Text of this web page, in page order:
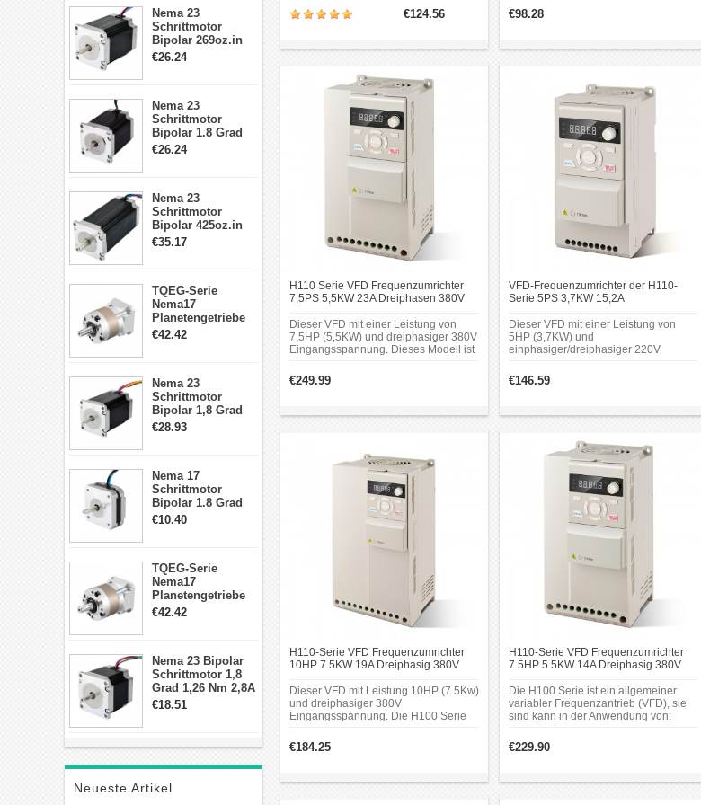
Nema 23
Schrittmotor
Bipolar 269oz.in
2,8A 57x57x76mm
€26.24
Nema 23
Schrittmotor
Bipolar 1.8 Grad
1.9Nm 3A 3.36V 4
€26.24
Nema 23
Schrittmotor
Bipolar 425oz.in
4.2A 57x57x114mm
€35.17
TQEG-Serie
Nema17
Planetengetriebe
5:1 Spiel 15Arc-
€42.42
Nema 23
Schrittmotor
Bipolar 1,8 Grad
2,83Nm 4 A 2,26V
€28.93
Nema 17
Schrittmotor
Bipolar 1.8 Grad
8.7Ncm 1A 3.5V 4
€10.40
TQEG-Serie
Nema17
Planetengetriebe
10:1 Spiel 15Arc-
€42.42
Nema 23 Bipolar
Schrittmotor 1,8
Grad 1,26 Nm 2,8A
2,5V 4 Drähte
€18.51
Neueste Artikel
Eingangsfrequenz: 50/60Hz(+/-5%);
Eingangsstrom: 16A; Leistung:
Ausgangsspannung:
Ausgangskapazität: 150% Nennstrom
60s, 180% Nennstrom 2s.
€124.56
50/60Hz(+/-5%); Eingangsstrom: 6.5A;
Leistung: 3HP(2.2KW);
Ausgangsspannung:
Ausgangskapazität: 150% Nennstrom
60s, 180% Nennstrom 2s.
€98.28
H110 Serie VFD Frequenzumrichter
7,5PS 5,5KW 23A Dreiphasen 380V
Dieser VFD mit einer Leistung von
7,5HP (5,5KW) und dreiphasiger 380V
Eingangsspannung. Dieses Modell ist
konzipiert.
€249.99
VFD-Frequenzumrichter der H110-
Serie 5PS 3,7KW 15,2A
Spindelmotor
Dieser VFD mit einer Leistung von
5HP (3,7KW) und
einphasiger/dreiphasiger 220V
wurde für die
Graviermaschinenindustrie entwickelt.
€146.59
H110-Serie VFD Frequenzumrichter
10HP 7.5KW 19A Dreiphasig 380V
Dieser VFD mit Leistung 10HP (7.5Kw)
und dreiphasiger 380V
Eingangsspannung. Die H100 Serie
Frequenzantrieb (VFD), sie sind kann
in der Anwendung von:
Verpackungsmaschinen,
€184.25
H110-Serie VFD Frequenzumrichter
7.5HP 5.5KW 14A Dreiphasig 380V
Die H100 Serie ist ein allgemeiner
variabler Frequenzantrieb (VFD), sie
sind kann in der Anwendung von:
Verpackungsmaschinen,
Graviermaschinen, Druckmaschinen,
Holzbearbeitungsmaschinen,
€229.90